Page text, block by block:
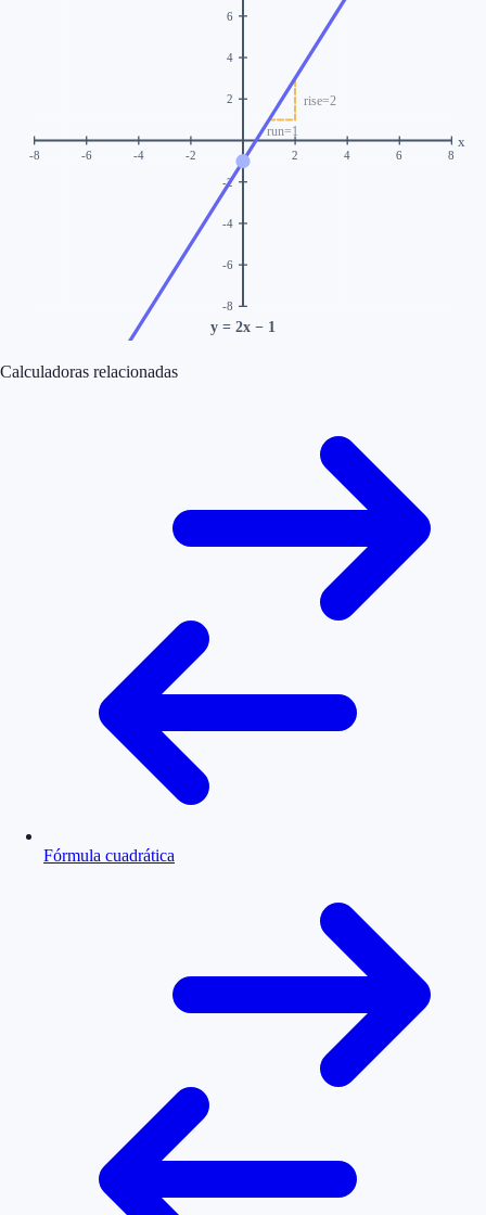
x
-8 -6 -4 -2 2 4 6 8
-8
-6
-4
-2
2
4
6
run=1
rise=2
y = 2x − 1
Calculadoras relacionadas
Fórmula cuadrática